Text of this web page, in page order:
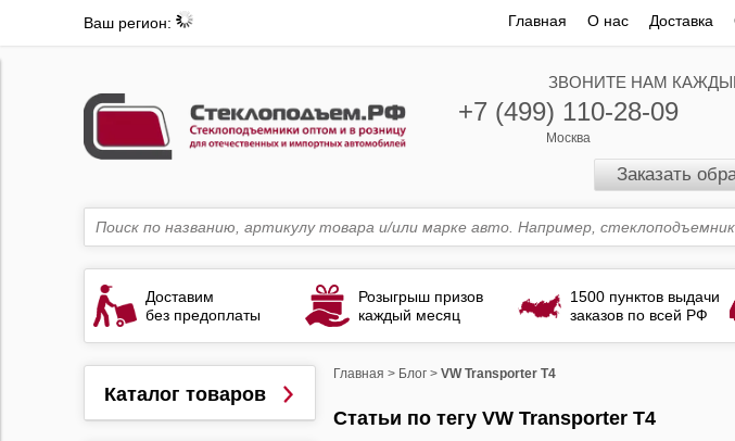
Ваш регион: Главная О нас Доставка
ЗВОНИТЕ НАМ КАЖДЫЙ
+7 (499) 110-28-09
Москва
Заказать
Доставим
без предоплаты
Розыгрыш призов
каждый месяц
1500 пунктов выдачи
заказов по всей РФ
Каталог товаров
Главная > Блог > VW Transporter T4
Статьи по тегу VW Transporter T4